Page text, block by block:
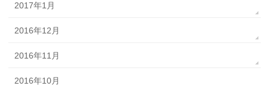
2017年1月
2016年12月
2016年11月
2016年10月